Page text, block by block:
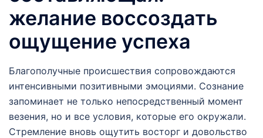
желание воссоздать
ощущение успеха
Благополучные происшествия сопровождаются
интенсивными позитивными эмоциями. Сознание
запоминает не только непосредственный момент
везения, но и все условия, которые его окружали.
Стремление вновь ощутить восторг и довольство